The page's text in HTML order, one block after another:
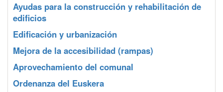
Ayudas para la construcción y rehabilitación de
edificios
Edificación y urbanización
Mejora de la accesibilidad (rampas)
Aprovechamiento del comunal
Ordenanza del Euskera